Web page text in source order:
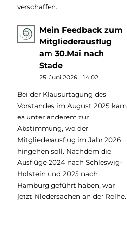
verschaffen.
Mein Feedback zum
Mitgliederausflug
am 30.Mai nach
Stade
25. Juni 2026 - 14:02
Bei der Klausurtagung des
Vorstandes im August 2025 kam
es unter anderem zur
Abstimmung, wo der
Mitgliederausflug im Jahr 2026
hingehen soll. Nachdem die
Ausflüge 2024 nach Schleswig-
Holstein und 2025 nach
Hamburg geführt haben, war
jetzt Niedersachen an der Reihe.